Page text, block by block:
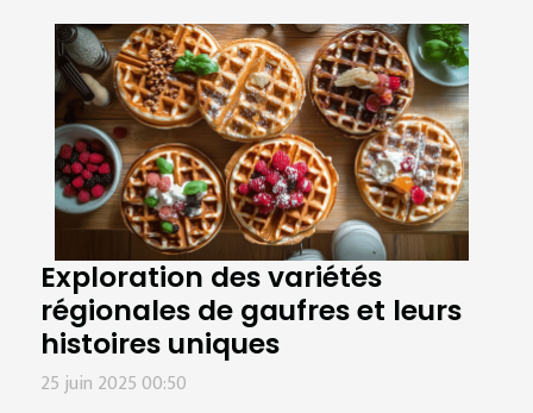
Exploration des variétés
régionales de gaufres et leurs
histoires uniques
25 juin 2025 00:50